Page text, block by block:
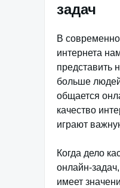
задач
В
интернета
представить
больше
общается
качество
играют
Когда дело
онлайн-
имеет